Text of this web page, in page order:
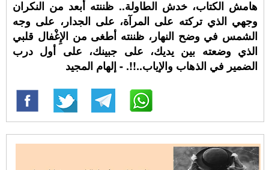
هامش الكتاب، خدش الطاولة.. ظننته أبعد من النكران
وجهي الذي تركته على المرآة، على الجدار، على وجه
الشمس في وضح النهار، ظننته أطغى من الإِغْفال قلبي
الذي وضعته بين يديك، على جبينك، على أول درب
الضمير في الذهاب والإياب..!!. - إلهام المجيد